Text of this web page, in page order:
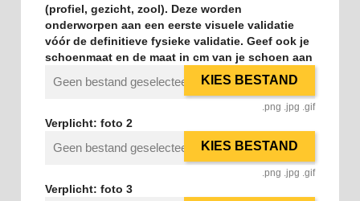
(profiel, gezicht, zool). Deze worden
onderworpen aan een eerste visuele validatie
vóór de definitieve fysieke validatie. Geef ook je
schoenmaat en de maat in cm van je schoen aan
Geen bestand geselecteerd KIES BESTAND
.png .jpg .gif
Verplicht: foto 2
Geen bestand geselecteerd KIES BESTAND
.png .jpg .gif
Verplicht: foto 3